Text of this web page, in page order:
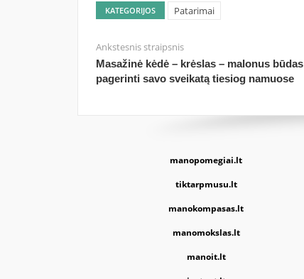
KATEGORIJOS Patarimai
Ankstesnis straipsnis
Masažinė kėdė – krėslas – malonus būdas
pagerinti savo sveikatą tiesiog namuose
manopomegiai.lt
tiktarpmusu.lt
manokompasas.lt
manomokslas.lt
manoit.lt